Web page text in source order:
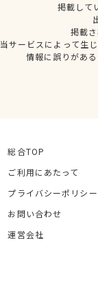
掲載して
掲載
当サービスによって生
情報に誤りがあ
総合TOP
ご利用にあたって
プライバシーポリシー
お問い合わせ
運営会社